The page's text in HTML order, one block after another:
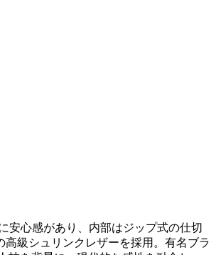
安心感があり、内部はジップ式の仕切
級シュリンクレザーを採用。有名ブラ